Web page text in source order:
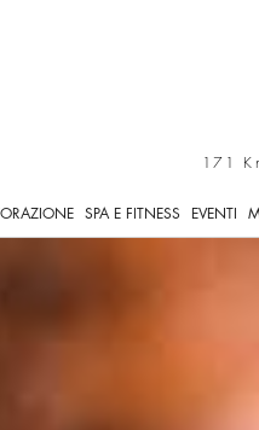
the
171
SPA E FITNESS EVENTI